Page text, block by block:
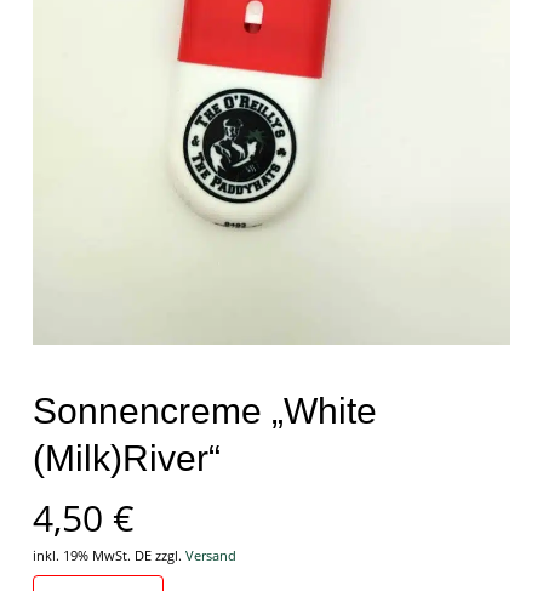
Sonnencreme „White
(Milk)River“
4,50 €
inkl. 19% MwSt. DE zzgl. Versand